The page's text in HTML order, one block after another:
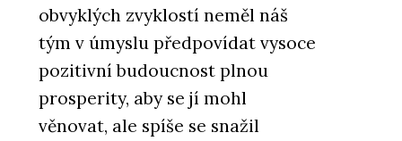
obvyklých zvyklostí neměl náš
tým v úmyslu předpovídat vysoce
pozitivní budoucnost plnou
prosperity, aby se jí mohl
věnovat, ale spíše se snažil